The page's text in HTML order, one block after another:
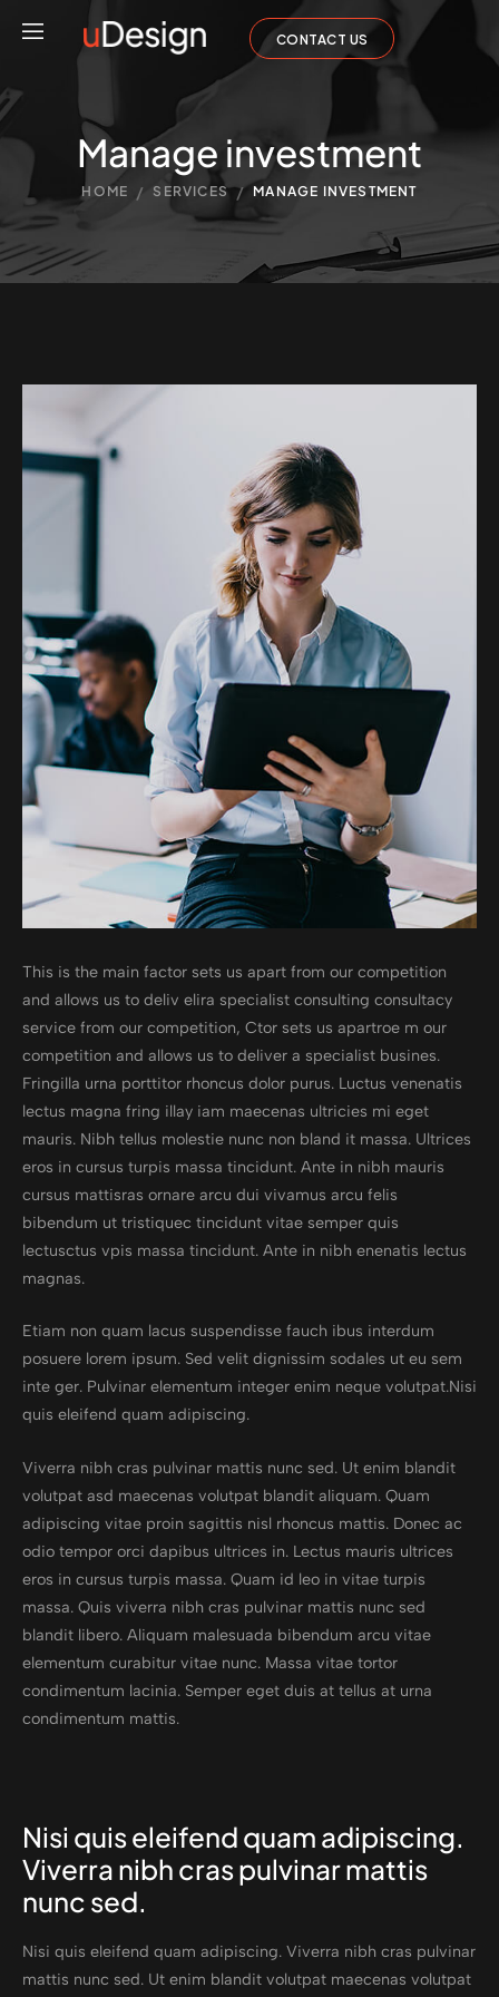
CONTACT US
Manage investment
HOME / SERVICES / MANAGE INVESTMENT
This is the main factor sets us apart from our competition
and allows us to deliv elira specialist consulting consultacy
service from our competition, Ctor sets us apartroe m our
competition and allows us to deliver a specialist busines.
Fringilla urna porttitor rhoncus dolor purus. Luctus venenatis
lectus magna fring illay iam maecenas ultricies mi eget
mauris. Nibh tellus molestie nunc non bland it massa. Ultrices
eros in cursus turpis massa tincidunt. Ante in nibh mauris
cursus mattisras ornare arcu dui vivamus arcu felis
bibendum ut tristiquec tincidunt vitae semper quis
lectusctus vpis massa tincidunt. Ante in nibh enenatis lectus
magnas.
Etiam non quam lacus suspendisse fauch ibus interdum
posuere lorem ipsum. Sed velit dignissim sodales ut eu sem
inte ger. Pulvinar elementum integer enim neque volutpat.Nisi
quis eleifend quam adipiscing.
Viverra nibh cras pulvinar mattis nunc sed. Ut enim blandit
volutpat asd maecenas volutpat blandit aliquam. Quam
adipiscing vitae proin sagittis nisl rhoncus mattis. Donec ac
odio tempor orci dapibus ultrices in. Lectus mauris ultrices
eros in cursus turpis massa. Quam id leo in vitae turpis
massa. Quis viverra nibh cras pulvinar mattis nunc sed
blandit libero. Aliquam malesuada bibendum arcu vitae
elementum curabitur vitae nunc. Massa vitae tortor
condimentum lacinia. Semper eget duis at tellus at urna
condimentum mattis.
Nisi quis eleifend quam adipiscing.
Viverra nibh cras pulvinar mattis
nunc sed.
Nisi quis eleifend quam adipiscing. Viverra nibh cras pulvinar
mattis nunc sed. Ut enim blandit volutpat maecenas volutpat